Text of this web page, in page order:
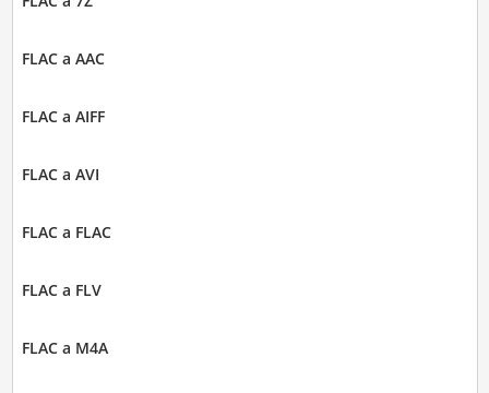
FLAC a AAC
FLAC a AIFF
FLAC a AVI
FLAC a FLAC
FLAC a FLV
FLAC a M4A